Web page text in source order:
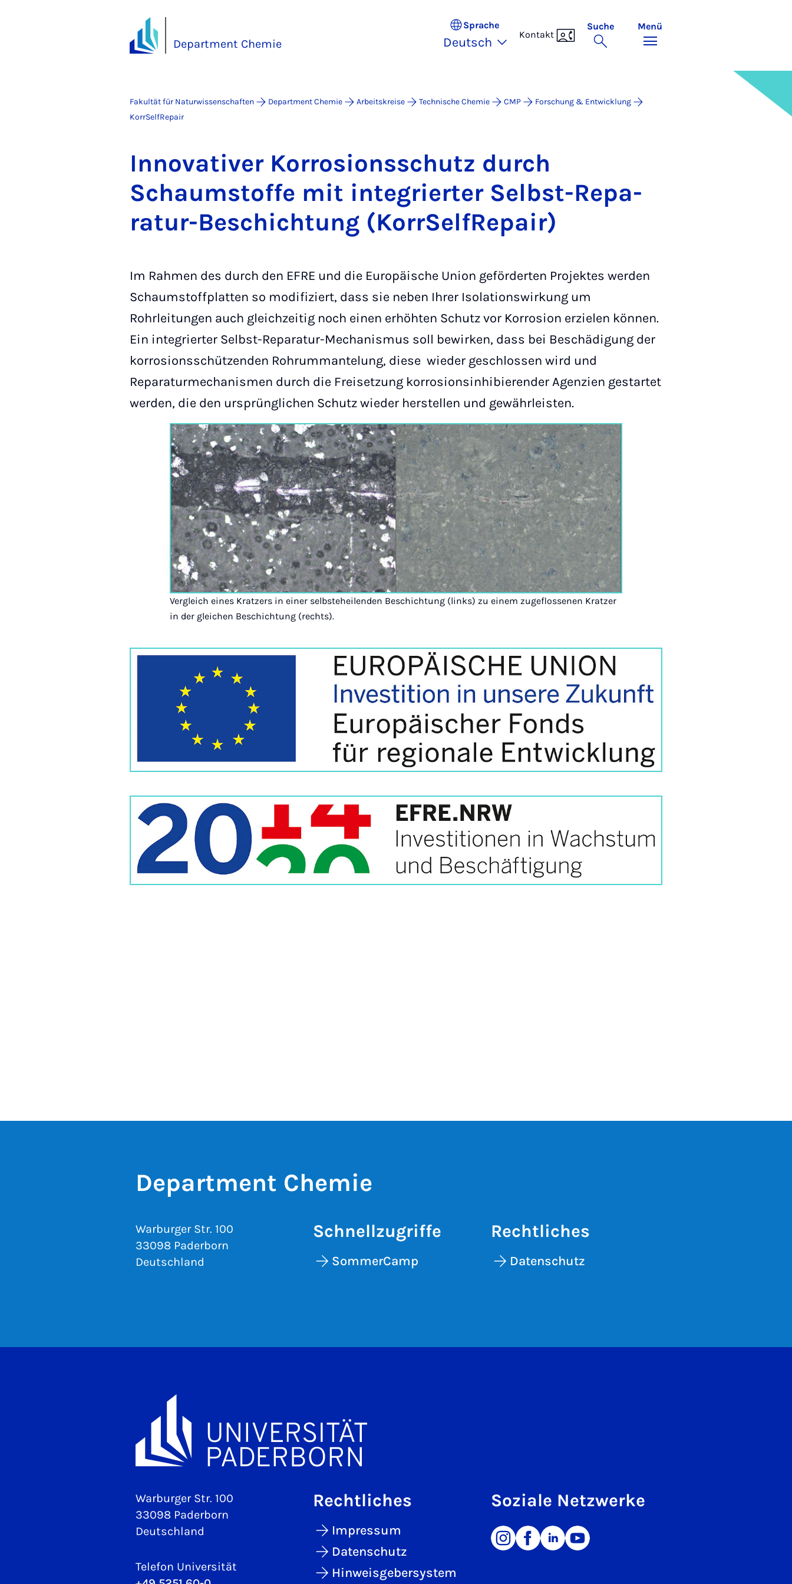
Department Chemie
Sprache
Deutsch
Kontakt
Suche Menü
Fakultät für Naturwissenschaften Department Chemie Arbeitskreise Technische Chemie CMP
Forschung & Entwicklung
KorrSelfRepair
In­no­va­ti­ver Kor­ro­si­ons­schutz durch
Schaum­stof­fe mit in­te­grier­ter Selbst-Re­pa­
ra­tur-Be­schich­tung (Korr­Sel­fRe­pair)
Im Rahmen des durch den EFRE und die Europäische Union geförderten Projektes werden
Schaumstoffplatten so modifiziert, dass sie neben Ihrer Isolationswirkung um
Rohrleitungen auch gleichzeitig noch einen erhöhten Schutz vor Korrosion erzielen können.
Ein integrierter Selbst-Reparatur-Mechanismus soll bewirken, dass bei Beschädigung der
korrosionsschützenden Rohrummantelung, diese wieder geschlossen wird und
Reparaturmechanismen durch die Freisetzung korrosionsinhibierender Agenzien gestartet
werden, die den ursprünglichen Schutz wieder herstellen und gewährleisten.
Vergleich eines Kratzers in einer selbsteheilenden Beschichtung (links) zu einem zugeflossenen Kratzer
in der gleichen Beschichtung (rechts).
Department Chemie
Warburger Str. 100
33098 Paderborn
Deutschland
Schnellzugriffe
SommerCamp
Rechtliches
Datenschutz
Warburger Str. 100
33098 Paderborn
Deutschland
Telefon Universität
Rechtliches
Impressum
Datenschutz
Hinweisgebersystem
Soziale Netzwerke